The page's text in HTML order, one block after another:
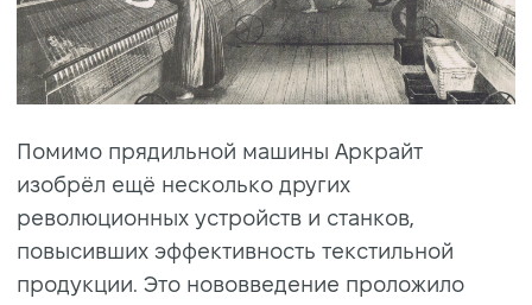
Помимо прядильной машины Аркрайт
изобрёл ещё несколько других
революционных устройств и станков,
повысивших эффективность текстильной
продукции. Это нововведение проложило